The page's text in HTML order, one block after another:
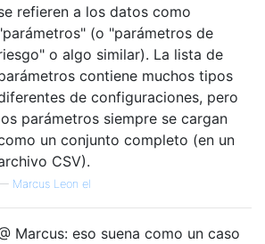
refieren a los datos como
(o "parámetros de
o algo similar). La lista de
contiene muchos tipos
de configuraciones, pero
parámetros siempre se cargan
un conjunto completo (en un
CSV).
Marcus Leon el
Marcus: eso suena como un caso